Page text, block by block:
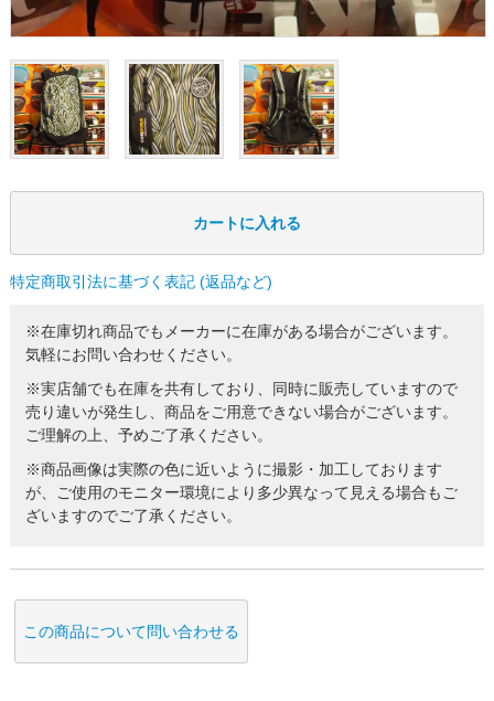
特定商取引法に基づく表記 (返品など)
※在庫切れ商品でもメーカーに在庫がある場合がございます。
気軽にお問い合わせください。
※実店舗でも在庫を共有しており、同時に販売していますので
売り違いが発生し、商品をご用意できない場合がございます。
ご理解の上、予めご了承ください。
※商品画像は実際の色に近いように撮影・加工しております
が、ご使用のモニター環境により多少異なって見える場合もご
ざいますのでご了承ください。
この商品について問い合わせる